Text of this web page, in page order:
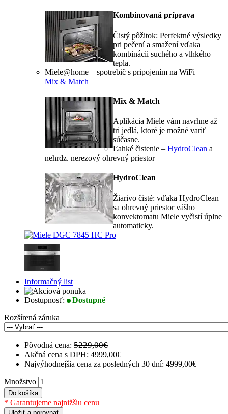
Kombinovaná príprava
Čistý pôžitok: Perfektné výsledky
pri pečení a smažení vďaka
kombinácii suchého a vlhkého
tepla.
Miele@home – spotrebič s pripojením na WiFi +
Mix & Match
Mix & Match
Aplikácia Miele vám navrhne až
tri jedlá, ktoré je možné variť
súčasne.
Ľahké čistenie – HydroClean a
nehrdz. nerezový ohrevný priestor
HydroClean
Žiarivo čisté: vďaka HydroClean
sa ohrevný priestor vášho
konvektomatu Miele vyčistí úplne
automaticky.
Informačný list
Dostupnosť:
Dostupné
Rozšírená záruka
Pôvodná cena: 5229,00€
Akčná cena s DPH: 4999,00€
Najvýhodnejšia cena za posledných 30 dní: 4999,00€
Množstvo
Do košíka
* Garantujeme najnižšiu cenu